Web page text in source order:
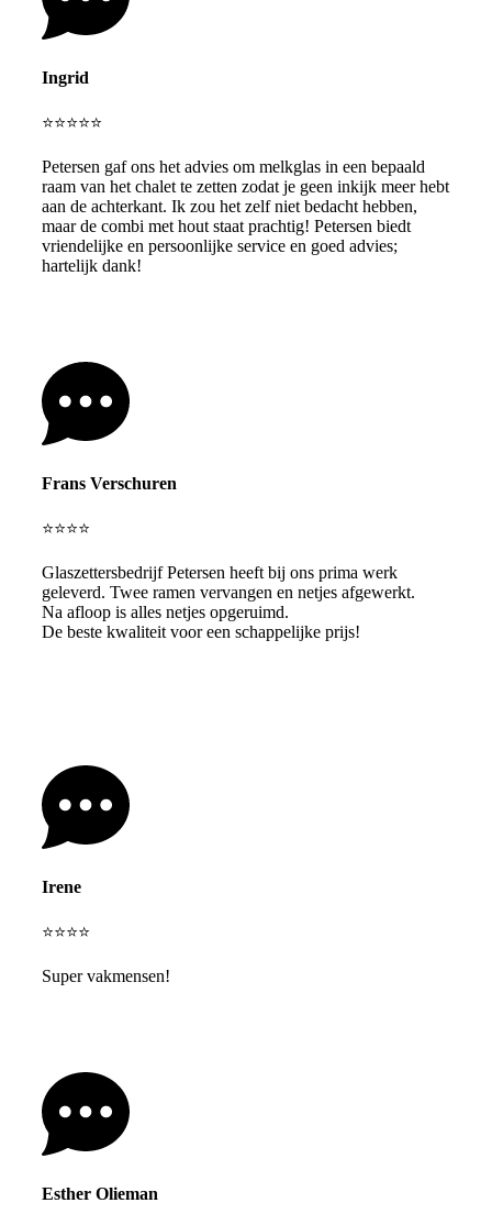
Ingrid
⭐⭐⭐⭐⭐
Petersen gaf ons het advies om melkglas in een bepaald
raam van het chalet te zetten zodat je geen inkijk meer hebt
aan de achterkant. Ik zou het zelf niet bedacht hebben,
maar de combi met hout staat prachtig! Petersen biedt
vriendelijke en persoonlijke service en goed advies;
hartelijk dank!
Frans Verschuren
⭐⭐⭐⭐
Glaszettersbedrijf Petersen heeft bij ons prima werk
geleverd. Twee ramen vervangen en netjes afgewerkt.
Na afloop is alles netjes opgeruimd.
De beste kwaliteit voor een schappelijke prijs!
Irene
⭐⭐⭐⭐
Super vakmensen!
Esther Olieman